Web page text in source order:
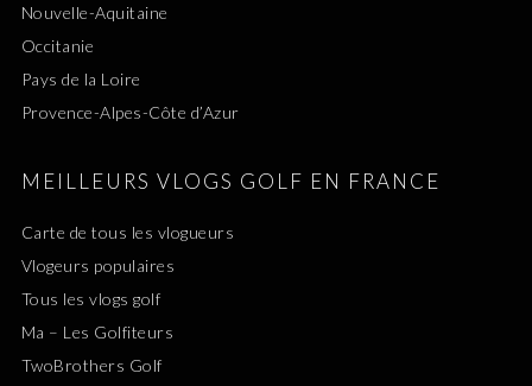
Nouvelle-Aquitaine
Occitanie
Pays de la Loire
Provence-Alpes-Côte d’Azur
MEILLEURS VLOGS GOLF EN FRANCE
Carte de tous les vlogueurs
Vlogeurs populaires
Tous les vlogs golf
Ma – Les Golfiteurs
TwoBrothers Golf